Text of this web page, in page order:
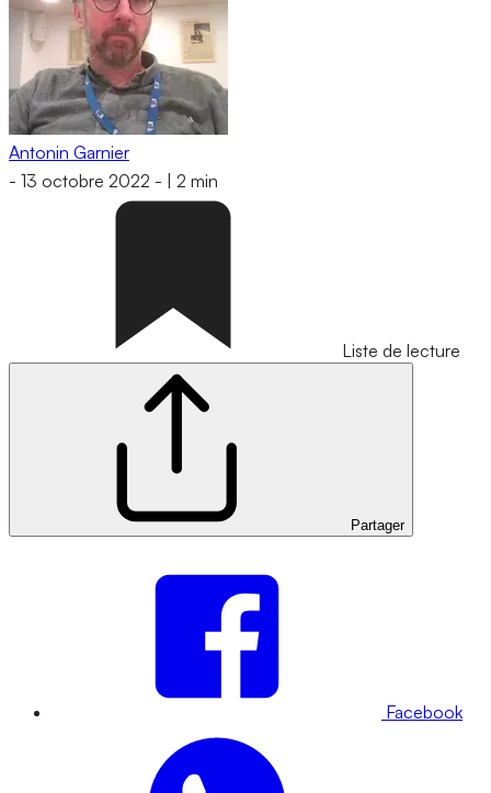
Antonin Garnier
- 13 octobre 2022 - 2 min
Liste de lecture
Partager
Facebook